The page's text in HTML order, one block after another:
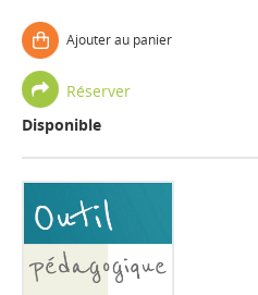
Ajouter au panier
Réserver
Disponible